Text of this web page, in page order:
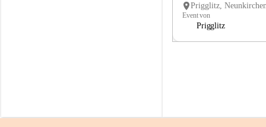
Event von
Prigglitz